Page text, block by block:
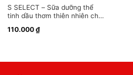
S SELECT – Sữa dưỡng thể
tinh dầu thơm thiên nhiên cho
110.000₫